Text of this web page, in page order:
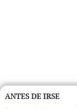
ANTES DE IRSE